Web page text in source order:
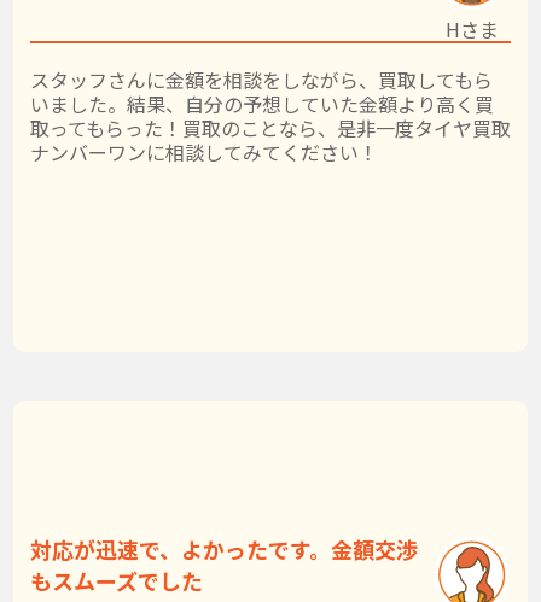
スタッフさんに金額を相談をしながら、買取してもら
いました。結果、自分の予想していた金額より高く買
取ってもらった！買取のことなら、是非一度タイヤ買取
ナンバーワンに相談してみてください！
Hさま
対応が迅速で、よかったです。金額交渉
もスムーズでした